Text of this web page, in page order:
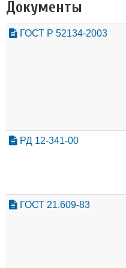
Документы
ГОСТ Р 52134-2003
РД 12-341-00
ГОСТ 21.609-83